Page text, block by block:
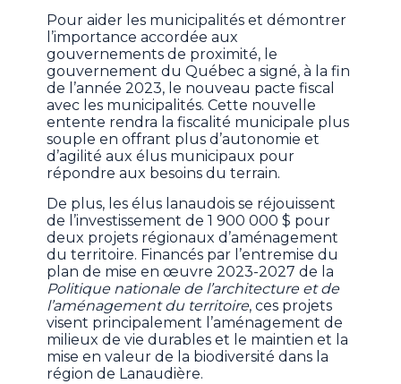
Pour aider les municipalités et démontrer
l’importance accordée aux
gouvernements de proximité, le
gouvernement du Québec a signé, à la fin
de l’année 2023, le nouveau pacte fiscal
avec les municipalités. Cette nouvelle
entente rendra la fiscalité municipale plus
souple en offrant plus d’autonomie et
d’agilité aux élus municipaux pour
répondre aux besoins du terrain.
De plus, les élus lanaudois se réjouissent
de l’investissement de 1 900 000 $ pour
deux projets régionaux d’aménagement
du territoire. Financés par l’entremise du
plan de mise en œuvre 2023-2027 de la
Politique nationale de l’architecture et de
l’aménagement du territoire, ces projets
visent principalement l’aménagement de
milieux de vie durables et le maintien et la
mise en valeur de la biodiversité dans la
région de Lanaudière.